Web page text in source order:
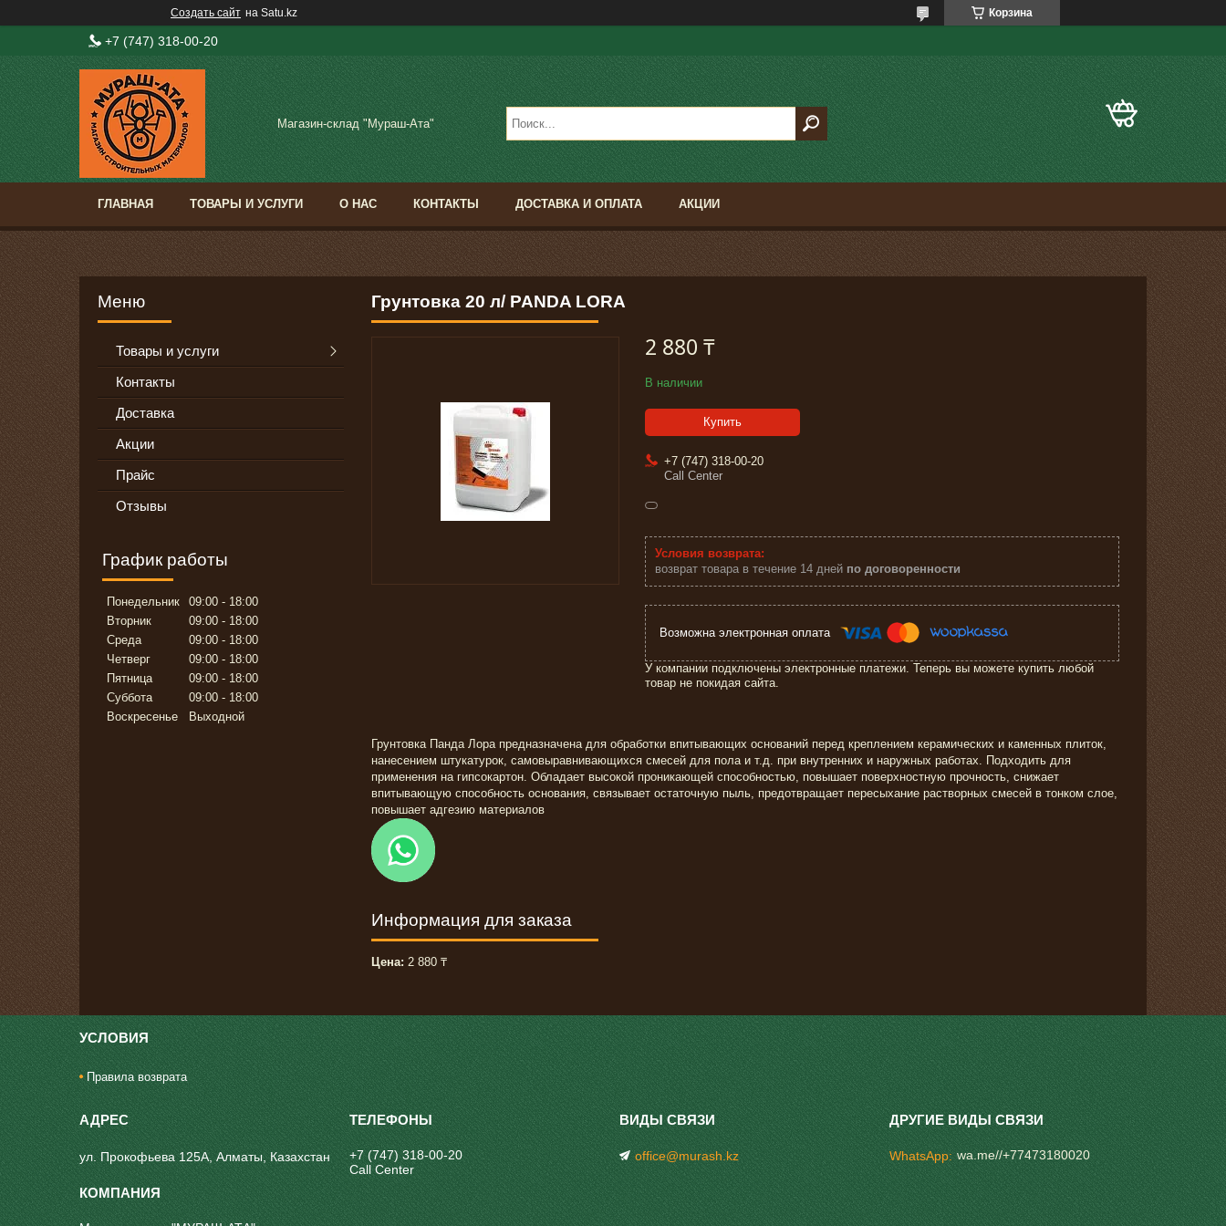
Создать сайт на Satu.kz Корзина
+7 (747) 318-00-20
Магазин-склад "Мураш-Ата"
ГЛАВНАЯ ТОВАРЫ И УСЛУГИ О НАС КОНТАКТЫ ДОСТАВКА И ОПЛАТА АКЦИИ
Грунтовка 20 л/ PANDA LORA
2 880 ₸
В наличии
Купить
+7 (747) 318-00-20
Call Center
возврат товара в течение 14 дней по договоренности
У компании подключены электронные платежи. Теперь вы можете купить любой
товар не покидая сайта.
Грунтовка Панда Лора предназначена для обработки впитывающих оснований перед креплением керамических и каменных плиток,
нанесением штукатурок, самовыравнивающихся смесей для пола и т.д. при внутренних и наружных работах. Подходить для
применения на гипсокартон. Обладает высокой проникающей способностью, повышает поверхностную прочность, снижает
впитывающую способность основания, связывает остаточную пыль, предотвращает пересыхание растворных смесей в тонком слое,
повышает адгезию материалов
Информация для заказа
Цена: 2 880 ₸
Товары и услуги
Контакты
Доставка
Акции
Прайс
Отзывы
График работы
Понедельник 09:00
18:00
Вторник
09:00
18:00
Среда
09:00
18:00
Четверг
09:00
18:00
Пятница
09:00
18:00
Суббота
09:00
18:00
Воскресенье
Выходной
УСЛОВИЯ
Правила возврата
ул. Прокофьева 125А, Алматы, Казахстан
+7 (747) 318-00-20
Call Center
office@murash.kz WhatsApp wa.me//+77473180020